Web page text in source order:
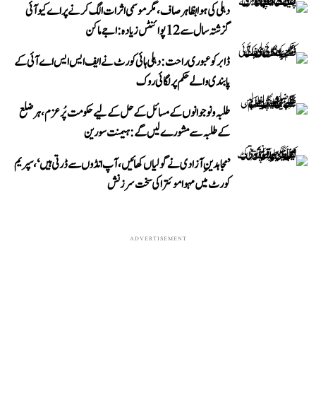
دہلی کی ہوا بظاہر صاف، مگر موسمی اثرات الگ کرنے پر اے کیو آئی
گزشتہ سال سے 12 پوائنٹس زیادہ: اجے ماکن
ڈابر کو عبوری راحت: دہلی ہائی کورٹ نے ایف ایس ایس اے آئی کے
پابندی والے حکم پر لگائی روک
طلبہ و نوجوانوں کے مسائل کے حل کے لیے حکومت پُرعزم، ہر ضلع
کے طلبہ سے مشورے لیں گے: ہیمنت سورین
’مجاہدینِ آزادی نے گولیاں کھائیں، آپ انڈوں سے ڈرتی ہیں‘، سپریم
کورٹ میں مہوا موئترا کی سخت سرزنش
ADVERTISEMENT